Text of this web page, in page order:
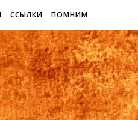
ССЫЛКИ ПОМНИМ